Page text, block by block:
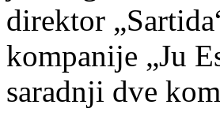
direktor
kompanije „Ju
saradnji dve